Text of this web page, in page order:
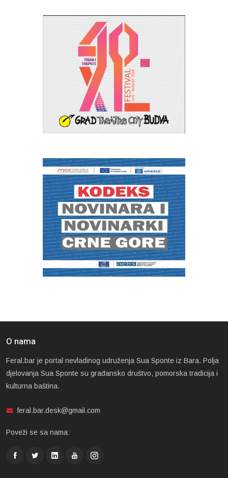
O nama
Feral.bar je portal nevladinog udruženja Sua Sponte iz Bara. Polja
djelovanja Sua Sponte su građansko društvo, pomorska tradicija i
kulturna baština.
feral.bar.desk@gmail.com
Poveži se sa nama: